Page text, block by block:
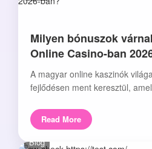
Milyen bónuszok
Online Casino-ban
A magyar online kaszinók
fejlődésen ment keresztül,
Read More
Blog